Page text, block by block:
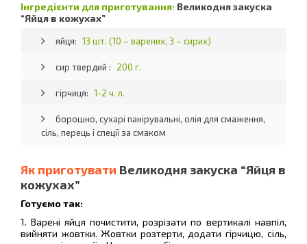
Інгредієнти для приготування: Великодня закуска
“Яйця в кожухах”
яйця: 13 шт. (10 – варених, 3 – сирих)
сир твердий : 200 г.
гірчиця: 1-2 ч. л.
борошно, сухарі панірувальні, олія для смаження,
сіль, перець і спеції за смаком
Як приготувати Великодня закуска “Яйця в
кожухах”
Готуємо так:
1. Варені яйця почистити, розрізати по вертикалі навпіл,
вийняти жовтки. Жовтки розтерти, додати гірчицю, сіль,